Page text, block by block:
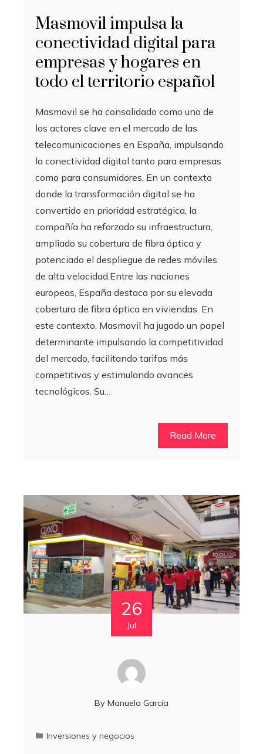
Masmovil impulsa la
conectividad digital para
empresas y hogares en
todo el territorio español
Masmovil se ha consolidado como uno de
los actores clave en el mercado de las
telecomunicaciones en España, impulsando
la conectividad digital tanto para empresas
como para consumidores. En un contexto
donde la transformación digital se ha
convertido en prioridad estratégica, la
compañía ha reforzado su infraestructura,
ampliado su cobertura de fibra óptica y
potenciado el despliegue de redes móviles
de alta velocidad.Entre las naciones
europeas, España destaca por su elevada
cobertura de fibra óptica en viviendas. En
este contexto, Masmovil ha jugado un papel
determinante impulsando la competitividad
del mercado, facilitando tarifas más
competitivas y estimulando avances
tecnológicos. Su…
Read More
26
Jul
By Manuela García
Inversiones y negocios